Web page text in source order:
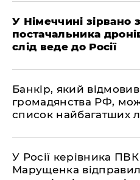
​У Німеччині зірвано
постачальника
слід веде до Росії
​Банкір, який
громадянства РФ,
список найбагатших
​У Росії керівника
Марущенка